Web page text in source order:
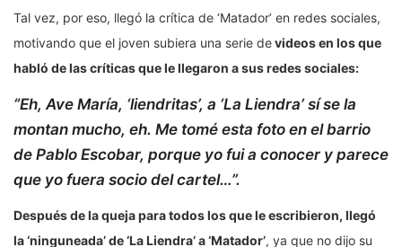
Tal vez, por eso, llegó la crítica de ‘Matador’ en redes sociales,
motivando que el joven subiera una serie devideos en los que
habló de las críticas que le llegaron a sus redes sociales:
“Eh, Ave María, ‘liendritas’, a ‘La Liendra’ sí se la
montan mucho, eh. Me tomé esta foto en el barrio
de Pablo Escobar, porque yo fui a conocer y parece
que yo fuera socio del cartel…”.
Después de la queja para todos los que le escribieron, llegó
la ‘ninguneada’ de ‘La Liendra’ a ‘Matador’, ya que no dijo su